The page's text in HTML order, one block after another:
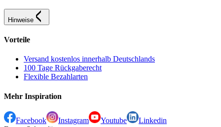
Hinweise
Vorteile
Versand kostenlos innerhalb Deutschlands
100 Tage Rückgaberecht
Flexible Bezahlarten
Mehr Inspiration
Facebook Instagram Youtube
Linkedin